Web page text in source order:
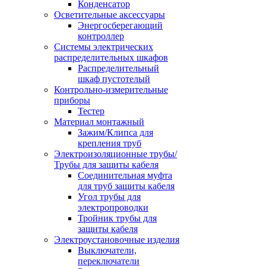
Конденсатор
Осветительные аксессуары
Энергосберегающий
контроллер
Системы электрических
распределительных шкафов
Распределительный
шкаф пустотелый
Контрольно-измерительные
приборы
Тестер
Материал монтажный
Зажим/Клипса для
крепления труб
Электроизоляционные трубы/
Трубы для защиты кабеля
Соединительная муфта
для труб защиты кабеля
Угол трубы для
электропроводки
Тройник трубы для
защиты кабеля
Электроустановочные изделия
Выключатели,
переключатели